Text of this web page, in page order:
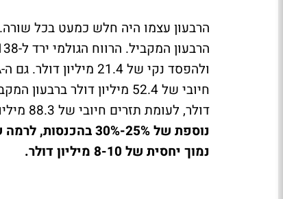
דולר, לעומת תזרים חיובי של 88.3 מיליון דולר ברבעון המקביל.
נמוך יחסית של 8-10 מיליון דולר.